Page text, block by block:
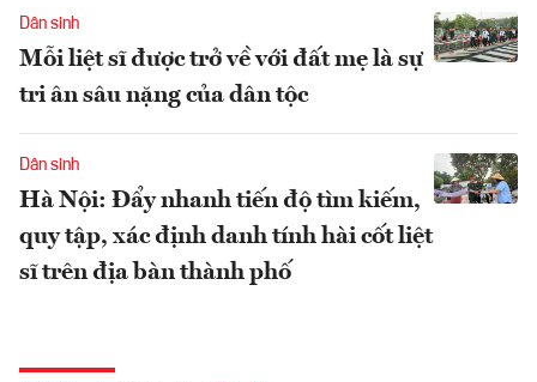
Dân sinh
Mỗi liệt sĩ được trở về với đất mẹ là sự
tri ân sâu nặng của dân tộc
Dân sinh
Hà Nội: Đẩy nhanh tiến độ tìm kiếm,
quy tập, xác định danh tính hài cốt liệt
sĩ trên địa bàn thành phố